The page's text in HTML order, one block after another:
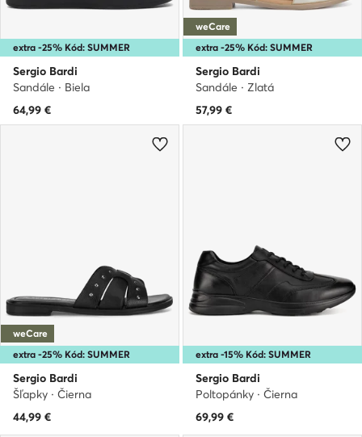
extra -25% Kód: SUMMER
Sergio Bardi
Sandále · Biela
64,99 €
extra -25% Kód: SUMMER
weCare
Sergio Bardi
Sandále · Zlatá
57,99 €
extra -25% Kód: SUMMER
weCare
Sergio Bardi
Šľapky · Čierna
44,99 €
extra -15% Kód: SUMMER
Sergio Bardi
Poltopánky · Čierna
69,99 €